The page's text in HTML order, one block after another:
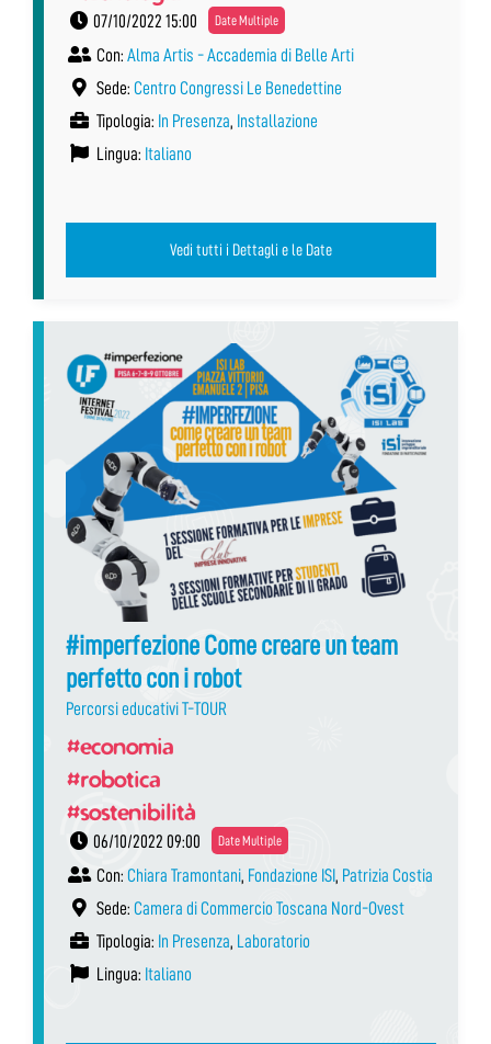
07/10/2022 15:00 Date Multiple
Con: Alma Artis - Accademia di Belle Arti
Sede: Centro Congressi Le Benedettine
Tipologia: In Presenza, Installazione
Lingua: Italiano
Vedi tutti i Dettagli e le Date
#imperfezione Come creare un team
perfetto con i robot
Percorsi educativi T-TOUR
#economia
#robotica
#sostenibilità
06/10/2022 09:00 Date Multiple
Con: Chiara Tramontani, Fondazione ISI, Patrizia Costia
Sede: Camera di Commercio Toscana Nord-Ovest
Tipologia: In Presenza, Laboratorio
Lingua: Italiano